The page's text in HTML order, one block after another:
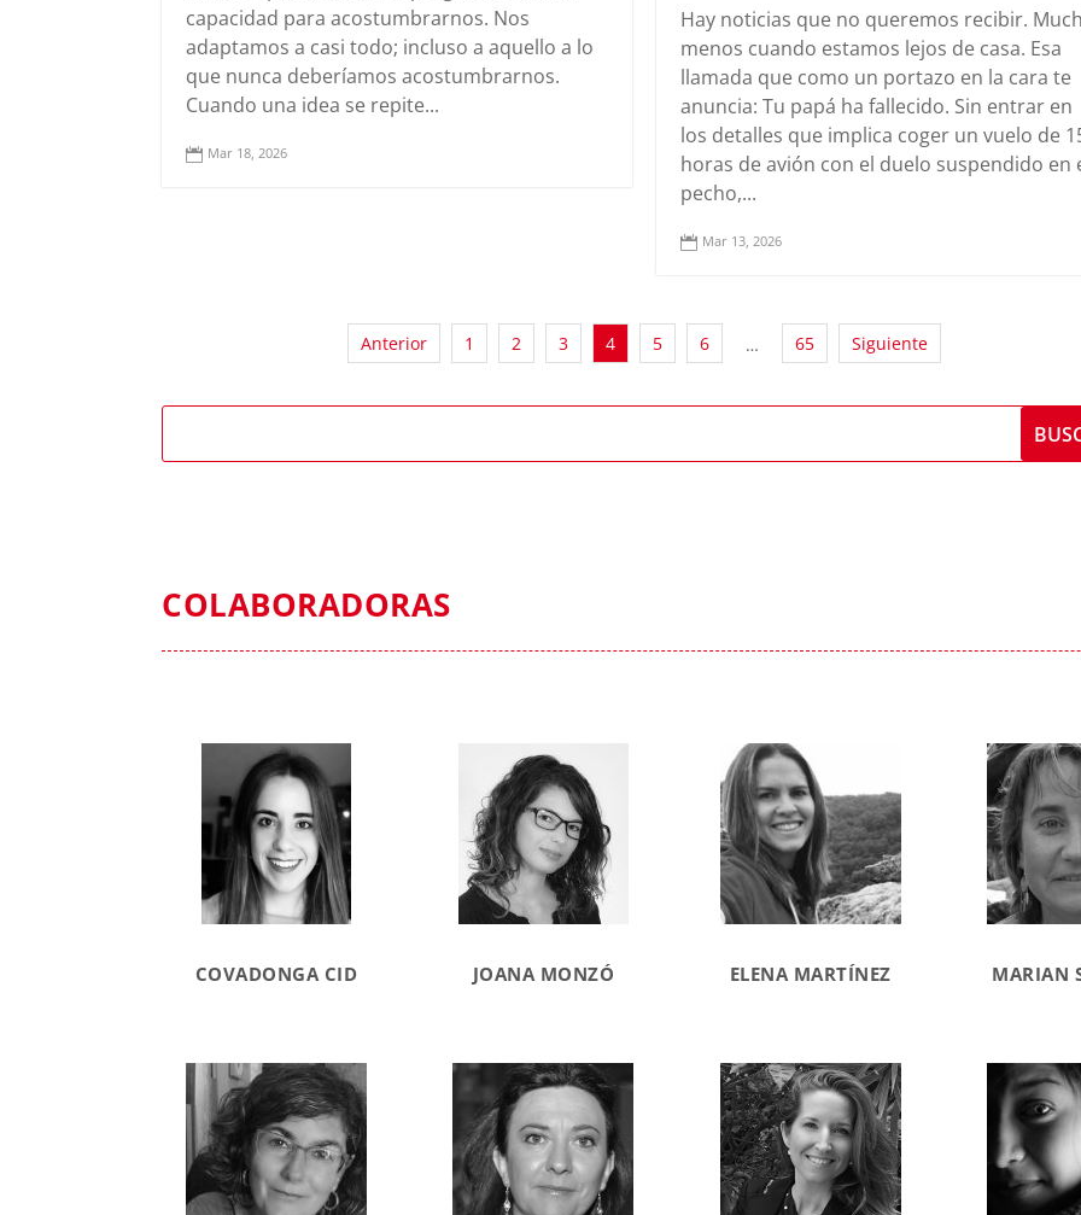
capacidad para acostumbrarnos. Nos
adaptamos a casi todo; incluso a aquello a lo
que nunca deberíamos acostumbrarnos.
Cuando una idea se repite...
 Mar 18, 2026
Hay noticias que no queremos recibir.
menos cuando estamos lejos de casa. Esa
llamada que como un portazo en la cara te
anuncia: Tu papá ha fallecido. Sin entrar en
los detalles que implica coger un vuelo de
horas de avión con el duelo suspendido en
pecho,...
 Mar 13, 2026
Anterior 1 2 3 4 5 6 … 65 Siguiente
COLABORADORAS
COVADONGA CID JOANA MONZÓ ELENA MARTÍNEZ MARIAN